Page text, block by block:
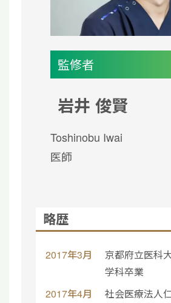
監修者
岩井 俊賢
Toshinobu Iwai
医師
略歴
2017年3月
京都府立医科
学科卒業
2017年4月
社会医療法人